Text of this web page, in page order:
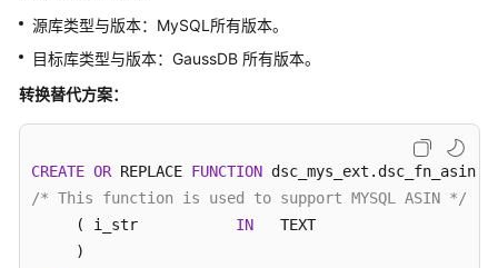
产
品
介
绍
速
入
源库类型与版本：MySQL所有版本。
目标库类型与版本：GaussDB 所有版本。
转换替代方案：
CREATE OR REPLACE FUNCTION
/* This function is used to support MYSQL ASIN */
     ( i_str
IN
   TEXT